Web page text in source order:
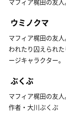
ウミノクマ
マフィア梶田の友
われたり囚えられ
ージキャラクター。
ぶくぶ
マフィア梶田の友
作者・大川ぶくぶ